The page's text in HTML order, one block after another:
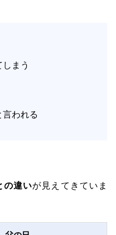
まう
言われる
の違いが見えてきていま